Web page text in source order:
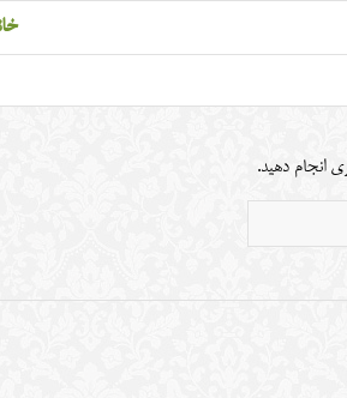
انجام دهید.